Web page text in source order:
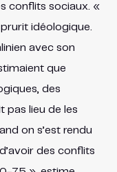
conflits sociaux. «
idéologique.
avec son
que
des
pas lieu de les
on s’est rendu
des conflits